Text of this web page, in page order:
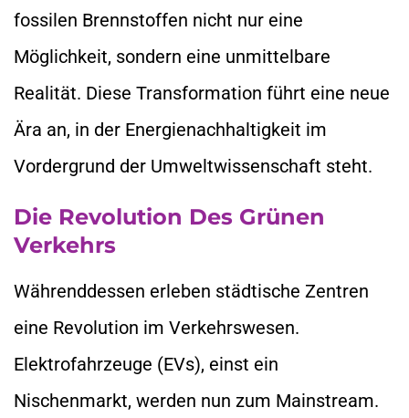
fossilen Brennstoffen nicht nur eine
Möglichkeit, sondern eine unmittelbare
Realität. Diese Transformation führt eine neue
Ära an, in der Energienachhaltigkeit im
Vordergrund der Umweltwissenschaft steht.
Die Revolution Des Grünen
Verkehrs
Währenddessen erleben städtische Zentren
eine Revolution im Verkehrswesen.
Elektrofahrzeuge (EVs), einst ein
Nischenmarkt, werden nun zum Mainstream.